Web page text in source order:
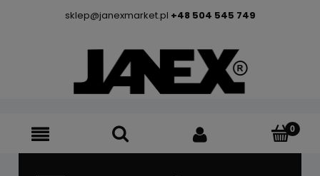
sklep@janexmarket.pl +48 504 545 749